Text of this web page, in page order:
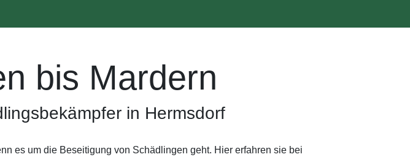
bis Mardern
in Hermsdorf
es um die Beseitigung von Schädlingen geht. Hier erfahren sie bei